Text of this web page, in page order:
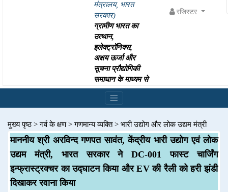
मंत्रालय, भारत
सरकार)
ग्रामीण भारत का
उत्थान,
इलेक्ट्रॉनिक्स,
अक्षय ऊर्जा और
सूचना प्रौद्योगिकी
समाधान के माध्यम से
रजिस्टर
मुख्य पृष्ठ>गर्व के क्षण>गणमान्य व्यक्ति> भारी उद्योग और लोक उद्यम मंत्री
माननीय श्री अरविन्द गणपत सावंत, केंद्रीय भारी उद्योग एवं लोक
उद्यम मंत्री, भारत सरकार ने DC-001 फास्ट चार्जिंग
इन्फ्रास्ट्रक्चर का उद्घाटन किया और EV की रैली को हरी झंडी
दिखाकर रवाना किया